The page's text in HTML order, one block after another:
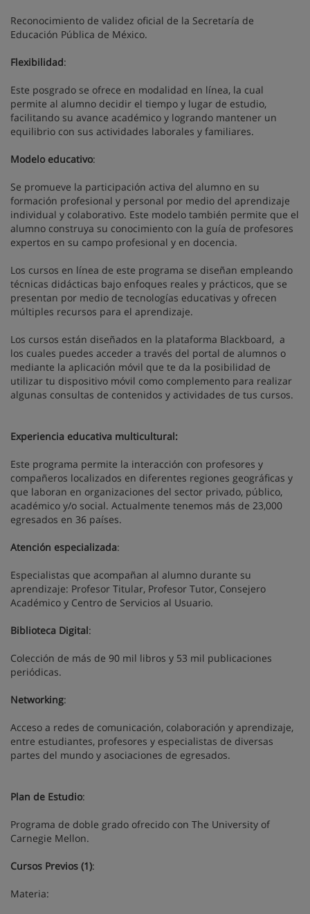
Reconocimiento de validez oficial de la Secretaría de
Educación Pública de México.
Flexibilidad:
Este posgrado se ofrece en modalidad en línea, la cual
permite al alumno decidir el tiempo y lugar de estudio,
facilitando su avance académico y logrando mantener un
equilibrio con sus actividades laborales y familiares.
Modelo educativo:
Se promueve la participación activa del alumno en su
formación profesional y personal por medio del aprendizaje
individual y colaborativo. Este modelo también permite que el
alumno construya su conocimiento con la guía de profesores
expertos en su campo profesional y en docencia.
Los cursos en línea de este programa se diseñan empleando
técnicas didácticas bajo enfoques reales y prácticos, que se
presentan por medio de tecnologías educativas y ofrecen
múltiples recursos para el aprendizaje.
Los cursos están diseñados en la plataforma Blackboard, a
los cuales puedes acceder a través del portal de alumnos o
mediante la aplicación móvil que te da la posibilidad de
utilizar tu dispositivo móvil como complemento para realizar
algunas consultas de contenidos y actividades de tus cursos.
Experiencia educativa multicultural:
Este programa permite la interacción con profesores y
compañeros localizados en diferentes regiones geográficas y
que laboran en organizaciones del sector privado, público,
académico y/o social. Actualmente tenemos más de 23,000
egresados en 36 países.
Atención especializada:
Especialistas que acompañan al alumno durante su
aprendizaje: Profesor Titular, Profesor Tutor, Consejero
Académico y Centro de Servicios al Usuario.
Biblioteca Digital:
Colección de más de 90 mil libros y 53 mil publicaciones
periódicas.
Networking:
Acceso a redes de comunicación, colaboración y aprendizaje,
entre estudiantes, profesores y especialistas de diversas
partes del mundo y asociaciones de egresados.
Plan de Estudio:
Programa de doble grado ofrecido con The University of
Carnegie Mellon.
Cursos Previos (1):
Materia: